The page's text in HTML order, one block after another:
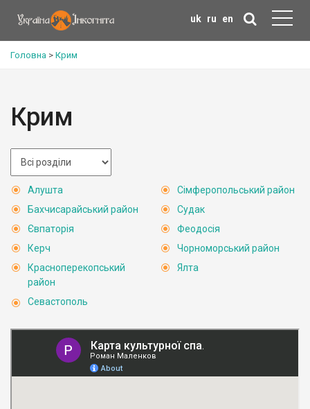
uk ru en
Головна > Крим
Крим
Алушта
Бахчисарайський район
Євпаторія
Керч
Красноперекопський
район
Севастополь
Сімферопольський район
Судак
Феодосія
Чорноморський район
Ялта